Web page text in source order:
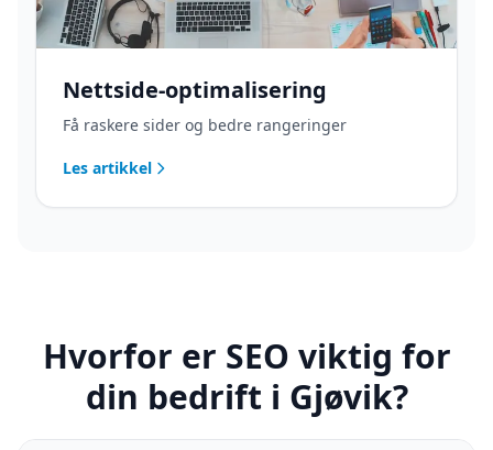
Nettside-optimalisering
Få raskere sider og bedre rangeringer
Les artikkel
Hvorfor er SEO viktig for
din bedrift i Gjøvik?